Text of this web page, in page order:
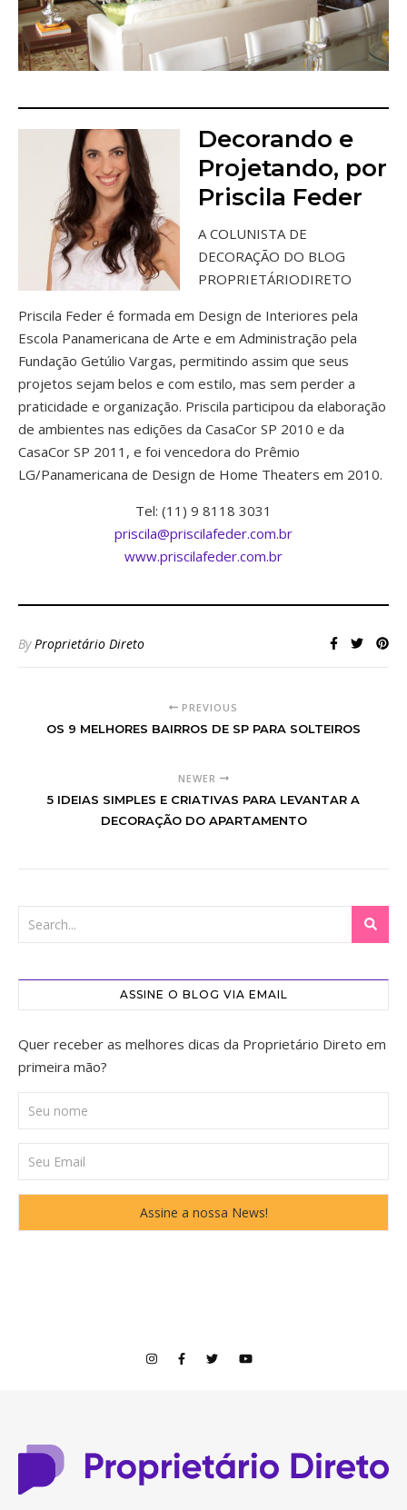
Decorando e
Projetando, por
Priscila Feder
A COLUNISTA DE
DECORAÇÃO DO BLOG
PROPRIETÁRIODIRETO
Priscila Feder é formada em Design de Interiores pela
Escola Panamericana de Arte e em Administração pela
Fundação Getúlio Vargas, permitindo assim que seus
projetos sejam belos e com estilo, mas sem perder a
praticidade e organização. Priscila participou da elaboração
de ambientes nas edições da CasaCor SP 2010 e da
CasaCor SP 2011, e foi vencedora do Prêmio
LG/Panamericana de Design de Home Theaters em 2010.
Tel: (11) 9 8118 3031
priscila@priscilafeder.com.br
www.priscilafeder.com.br
By Proprietário Direto
PREVIOUS
OS 9 MELHORES BAIRROS DE SP PARA SOLTEIROS
NEWER
5 IDEIAS SIMPLES E CRIATIVAS PARA LEVANTAR A
DECORAÇÃO DO APARTAMENTO
ASSINE O BLOG VIA EMAIL
Quer receber as melhores dicas da Proprietário Direto em
primeira mão?